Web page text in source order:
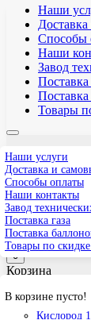
Наши
Способы
Наши
Завод
Поставка
Товары
Наши услуги
Доставка и
Способы оплаты
Наши контакты
Завод
Поставка газа
Поставка
Товары по
Технические
Прием заявок:
+7 (968) 636
Заявка на
0
В корзине пусто!
Корзина
Кислород
Кислород
Пропан